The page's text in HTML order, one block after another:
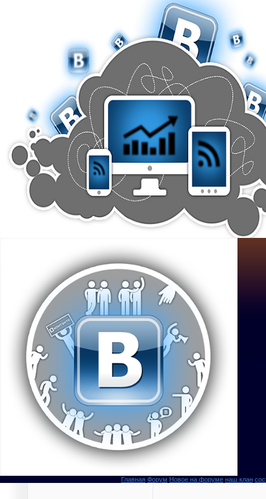
Главная Форум Новое на форуме наш клан